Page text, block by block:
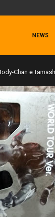
LAGUNA...
NEWS
Chan e